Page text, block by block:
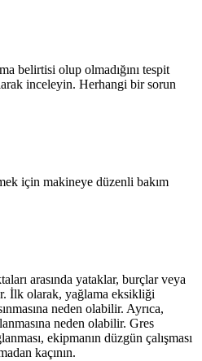
belirtisi olup olmadığını tespit
inceleyin. Herhangi bir sorun
için makineye düzenli bakım
arasında yataklar, burçlar veya
İlk olarak, yağlama eksikliği
neden olabilir. Ayrıca,
neden olabilir. Gres
ekipmanın düzgün çalışması
kaçının.